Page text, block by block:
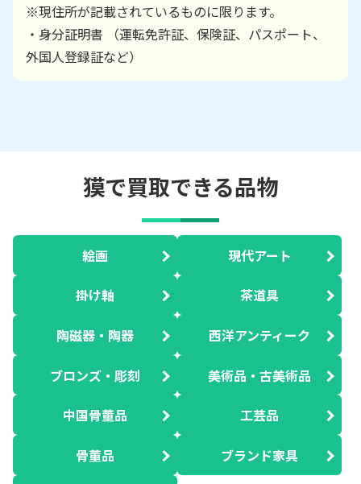
※現住所が記載されているものに限ります。
・身分証明書 （運転免許証、保険証、パスポート、
外国人登録証など）
獏で買取できる品物
絵画 現代アート
掛け軸 茶道具
陶磁器・陶器 西洋アンティーク
ブロンズ・彫刻 美術品・古美術品
中国骨董品 工芸品
骨董品 ブランド家具